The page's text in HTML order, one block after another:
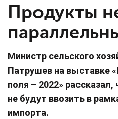
Продукты
Министр сельского
Патрушев на выставке
поля – 2022»
не будут ввозить в
импорта.